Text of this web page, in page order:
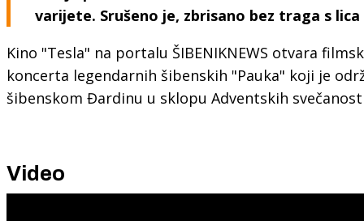
varijete. Srušeno je, zbrisano bez traga s lica
Kino "Tesla" na portalu ŠIBENIKNEWS otvara
koncerta legendarnih šibenskih "Pauka" koji je
šibenskom Đardinu u sklopu Adventskih
Video